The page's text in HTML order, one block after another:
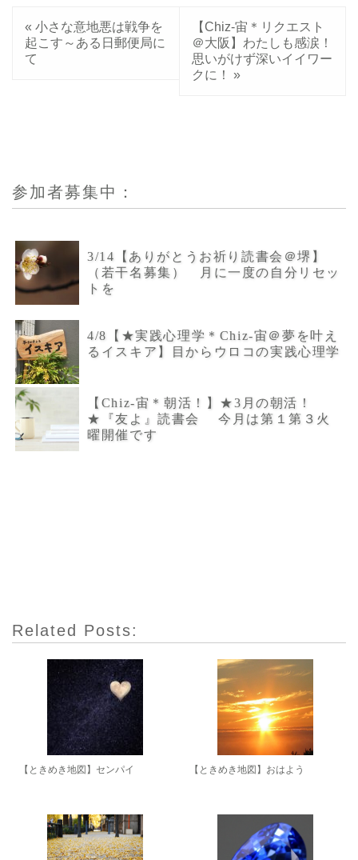
« 小さな意地悪は戦争を
起こす～ある日郵便局に
て
【Chiz-宙＊リクエスト
＠大阪】わたしも感涙！
思いがけず深いイイワー
クに！
»
参加者募集中：
3/14【ありがとうお祈り読書会＠堺】
（若干名募集） 月に一度の自分リセッ
トを
4/8【★実践心理学＊Chiz-宙＠夢を叶え
るイスキア】目からウロコの実践心理学
【Chiz-宙＊朝活！】★3月の朝活！
★『友よ』読書会 今月は第１第３火
曜開催です
Related Posts:
【ときめき地図】センパイ 【ときめき地図】おはよう